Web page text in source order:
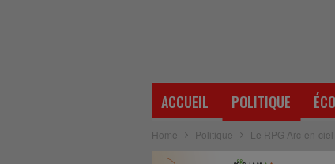
ACCUEIL POLITIQUE
Home Politique Le RPG Arc-en-